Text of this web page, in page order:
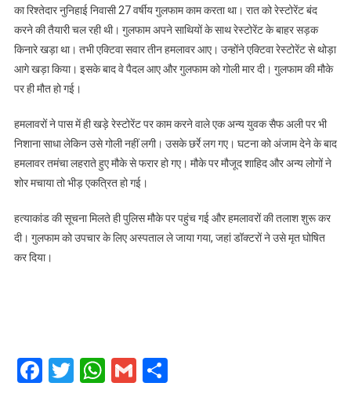
का रिश्तेदार नुनिहाई निवासी 27 वर्षीय गुलफाम काम करता था। रात को रेस्टोरेंट बंद
करने की तैयारी चल रही थी। गुलफाम अपने साथियों के साथ रेस्टोरेंट के बाहर सड़क
किनारे खड़ा था। तभी एक्टिवा सवार तीन हमलावर आए। उन्होंने एक्टिवा रेस्टोरेंट से थोड़ा
आगे खड़ा किया। इसके बाद वे पैदल आए और गुलफाम को गोली मार दी। गुलफाम की मौके
पर ही मौत हो गई।
हमलावरों ने पास में ही खड़े रेस्टोरेंट पर काम करने वाले एक अन्य युवक सैफ अली पर भी
निशाना साधा लेकिन उसे गोली नहीं लगी। उसके छर्रे लग गए। घटना को अंजाम देने के बाद
हमलावर तमंचा लहराते हुए मौके से फरार हो गए। मौके पर मौजूद शाहिद और अन्य लोगों ने
शोर मचाया तो भीड़ एकत्रित हो गई।
हत्याकांड की सूचना मिलते ही पुलिस मौके पर पहुंच गई और हमलावरों की तलाश शुरू कर
दी। गुलफाम को उपचार के लिए अस्पताल ले जाया गया, जहां डॉक्टरों ने उसे मृत घोषित
कर दिया।
Facebook
Twitter
WhatsApp
GmailShare